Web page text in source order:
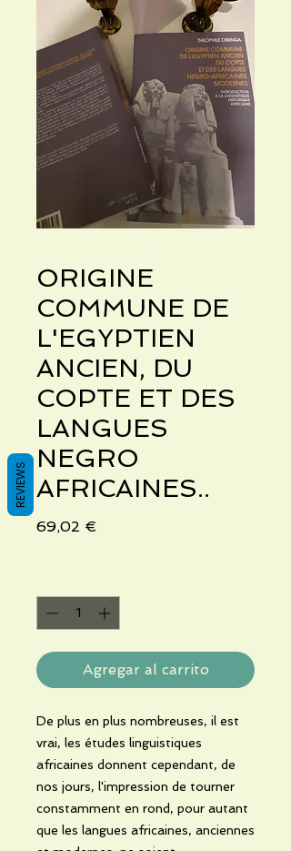
ORIGINE
COMMUNE DE
L'EGYPTIEN
ANCIEN, DU
COPTE ET DES
LANGUES
NEGRO
AFRICAINES..
69,02 €
Agregar al carrito
De plus en plus nombreuses, il est
vrai, les études linguistiques
africaines donnent cependant, de
nos jours, l'impression de tourner
constamment en rond, pour autant
que les langues africaines, anciennes
REVIEWS